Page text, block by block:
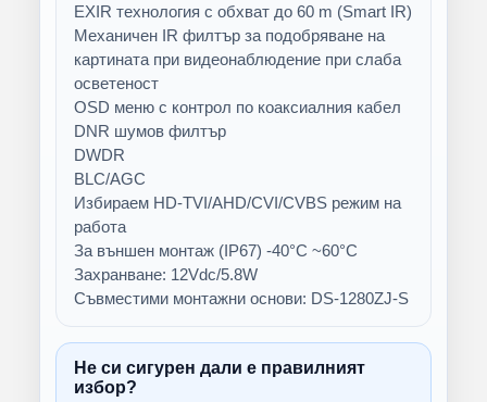
EXIR технология с обхват до 60 m (Smart IR)
Механичен IR филтър за подобряване на
картината при видеонаблюдение при слаба
осветеност
OSD меню с контрол по коаксиалния кабел
DNR шумов филтър
DWDR
BLC/AGC
Избираем HD-TVI/AHD/CVI/CVBS режим на
работа
За външен монтаж (IP67) -40°C ~60°C
Захранване: 12Vdc/5.8W
Съвместими монтажни основи: DS-1280ZJ-S
Не си сигурен дали е правилният
избор?